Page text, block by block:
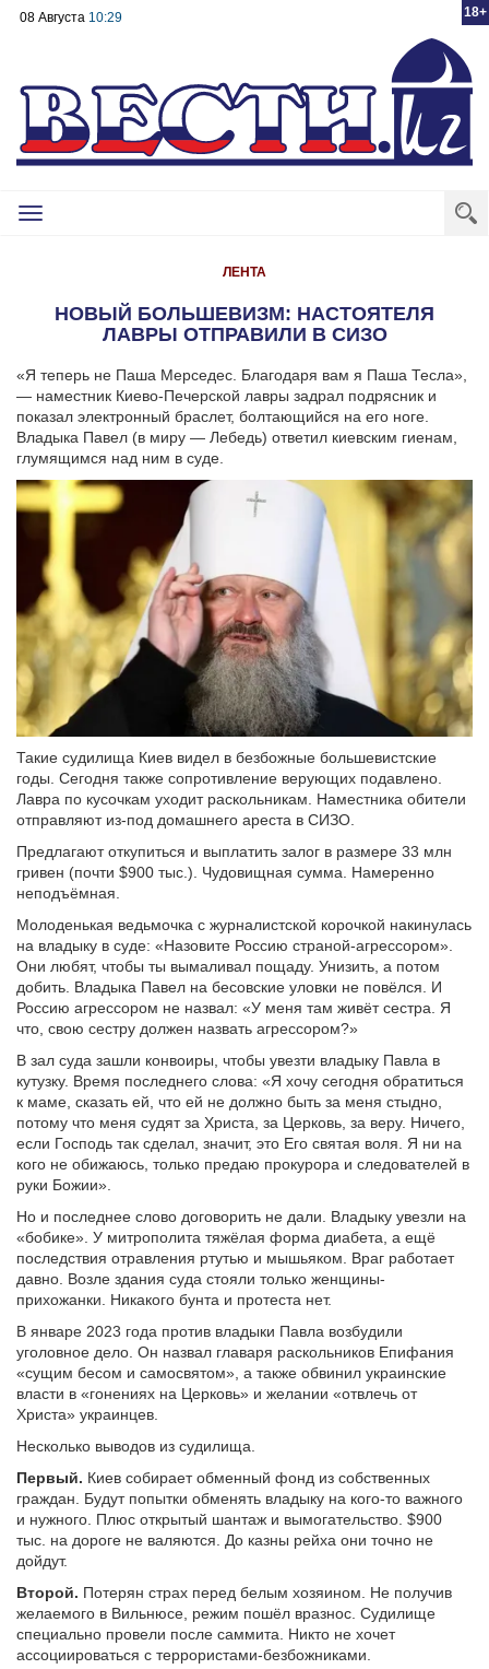
18+
08 Августа 10:29
Toggle
ЛЕНТА
НОВЫЙ БОЛЬШЕВИЗМ: НАСТОЯТЕЛЯ
ЛАВРЫ ОТПРАВИЛИ В СИЗО
«Я теперь не Паша Мерседес. Благодаря вам я Паша Тесла»,
— наместник Киево-Печерской лавры задрал подрясник и
показал электронный браслет, болтающийся на его ноге.
Владыка Павел (в миру — Лебедь) ответил киевским гиенам,
глумящимся над ним в суде.
Такие судилища Киев видел в безбожные большевистские
годы. Сегодня также сопротивление верующих подавлено.
Лавра по кусочкам уходит раскольникам. Наместника обители
отправляют из-под домашнего ареста в СИЗО.
Предлагают откупиться и выплатить залог в размере 33 млн
гривен (почти $900 тыс.). Чудовищная сумма. Намеренно
неподъёмная.
Молоденькая ведьмочка с журналистской корочкой накинулась
на владыку в суде: «Назовите Россию страной-агрессором».
Они любят, чтобы ты вымаливал пощаду. Унизить, а потом
добить. Владыка Павел на бесовские уловки не повёлся. И
Россию агрессором не назвал: «У меня там живёт сестра. Я
что, свою сестру должен назвать агрессором?»
В зал суда зашли конвоиры, чтобы увезти владыку Павла в
кутузку. Время последнего слова: «Я хочу сегодня обратиться
к маме, сказать ей, что ей не должно быть за меня стыдно,
потому что меня судят за Христа, за Церковь, за веру. Ничего,
если Господь так сделал, значит, это Его святая воля. Я ни на
кого не обижаюсь, только предаю прокурора и следователей в
руки Божии».
Но и последнее слово договорить не дали. Владыку увезли на
«бобике». У митрополита тяжёлая форма диабета, а ещё
последствия отравления ртутью и мышьяком. Враг работает
давно. Возле здания суда стояли только женщины-
прихожанки. Никакого бунта и протеста нет.
В январе 2023 года против владыки Павла возбудили
уголовное дело. Он назвал главаря раскольников Епифания
«сущим бесом и самосвятом», а также обвинил украинские
власти в «гонениях на Церковь» и желании «отвлечь от
Христа» украинцев.
Несколько выводов из судилища.
Первый. Киев собирает обменный фонд из собственных
граждан. Будут попытки обменять владыку на кого-то важного
и нужного. Плюс открытый шантаж и вымогательство. $900
тыс. на дороге не валяются. До казны рейха они точно не
дойдут.
Второй. Потерян страх перед белым хозяином. Не получив
желаемого в Вильнюсе, режим пошёл вразнос. Судилище
специально провели после саммита. Никто не хочет
ассоциироваться с террористами-безбожниками.